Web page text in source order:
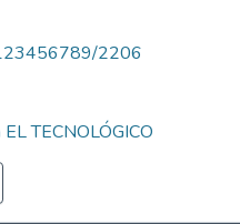
2206
TECNOLÓGICO